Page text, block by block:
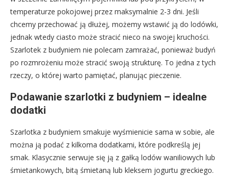
temperaturze pokojowej przez maksymalnie 2-3 dni. Jeśli
chcemy przechować ją dłużej, możemy wstawić ją do lodówki,
jednak wtedy ciasto może stracić nieco na swojej kruchości.
Szarlotek z budyniem nie polecam zamrażać, ponieważ budyń
po rozmrożeniu może stracić swoją strukturę. To jedna z tych
rzeczy, o której warto pamiętać, planując pieczenie.
Podawanie szarlotki z budyniem – idealne
dodatki
Szarlotka z budyniem smakuje wyśmienicie sama w sobie, ale
można ją podać z kilkoma dodatkami, które podkreślą jej
smak. Klasycznie serwuje się ją z gałką lodów waniliowych lub
śmietankowych, bitą śmietaną lub kleksem jogurtu greckiego.